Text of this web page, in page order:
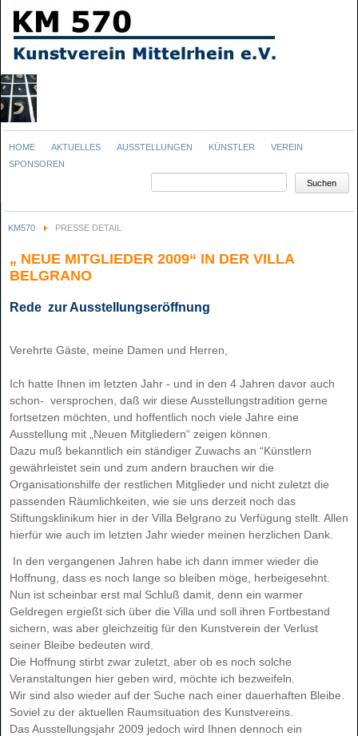
Navigation
überspringen
HOME AKTUELLES AUSSTELLUNGEN KÜNSTLER
VEREIN
SPONSOREN
Suchen
KM570 PRESSE DETAIL
„ NEUE MITGLIEDER 2009“ IN DER VILLA
BELGRANO
Rede zur Ausstellungseröffnung
Verehrte Gäste, meine Damen und Herren,
Ich hatte Ihnen im letzten Jahr - und in den 4 Jahren davor auch
schon- versprochen, daß wir diese Ausstellungstradition gerne
fortsetzen möchten, und hoffentlich noch viele Jahre eine
Ausstellung mit „Neuen Mitgliedern“ zeigen können.
Dazu muß bekanntlich ein ständiger Zuwachs an “Künstlern
gewährleistet sein und zum andern brauchen wir die
Organisationshilfe der restlichen Mitglieder und nicht zuletzt die
passenden Räumlichkeiten, wie sie uns derzeit noch das
Stiftungsklinikum hier in der Villa Belgrano zu Verfügung stellt. Allen
hierfür wie auch im letzten Jahr wieder meinen herzlichen Dank.
In den vergangenen Jahren habe ich dann immer wieder die
Hoffnung, dass es noch lange so bleiben möge, herbeigesehnt.
Nun ist scheinbar erst mal Schluß damit, denn ein warmer
Geldregen ergießt sich über die Villa und soll ihren Fortbestand
sichern, was aber gleichzeitig für den Kunstverein der Verlust
seiner Bleibe bedeuten wird.
Die Hoffnung stirbt zwar zuletzt, aber ob es noch solche
Veranstaltungen hier geben wird, möchte ich bezweifeln.
Wir sind also wieder auf der Suche nach einer dauerhaften Bleibe.
Soviel zu der aktuellen Raumsituation des Kunstvereins.
Das Ausstellungsjahr 2009 jedoch wird Ihnen dennoch ein